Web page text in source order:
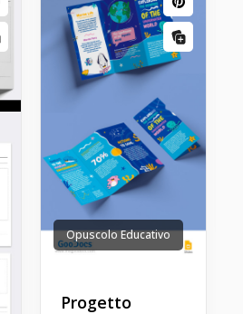
Opuscolo Educativo
Progetto